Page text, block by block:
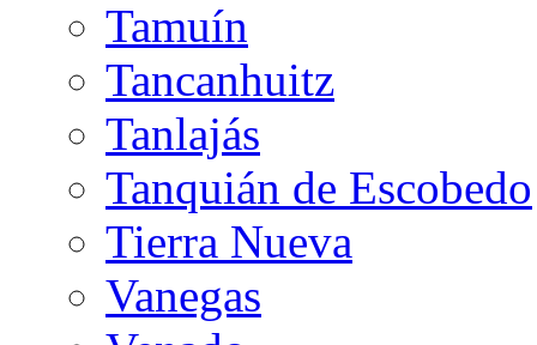
Tamuín
Tancanhuitz
Tanlajás
Tanquián de Escobedo
Tierra Nueva
Vanegas